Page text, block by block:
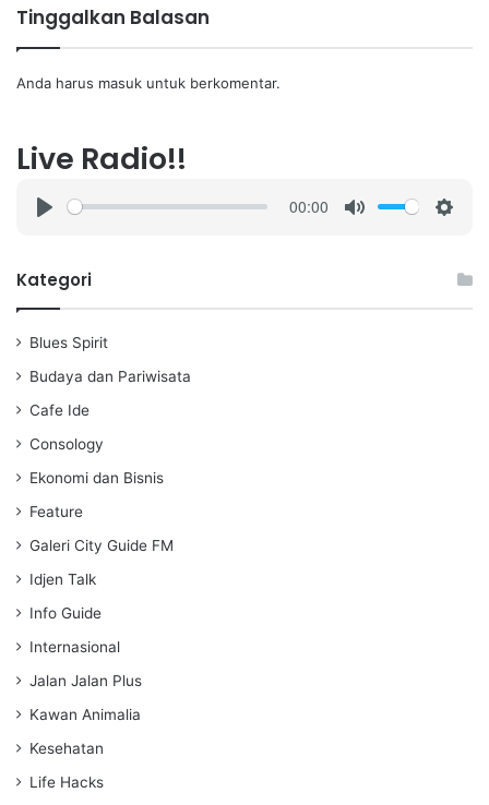
Tinggalkan Balasan
Anda harus masuk untuk berkomentar.
Live Radio!!
a
00:00
Kategori
Blues Spirit
Budaya dan Pariwisata
Cafe Ide
Consology
Ekonomi dan Bisnis
Feature
Galeri City Guide FM
Idjen Talk
Info Guide
Internasional
Jalan Jalan Plus
Kawan Animalia
Kesehatan
Life Hacks